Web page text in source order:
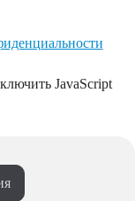
JavaScript